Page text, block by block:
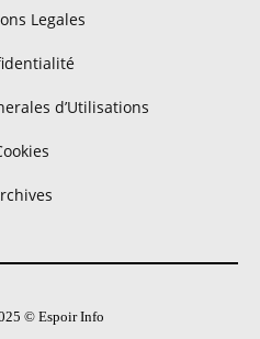
Legales
d’Utilisations
© Espoir Info